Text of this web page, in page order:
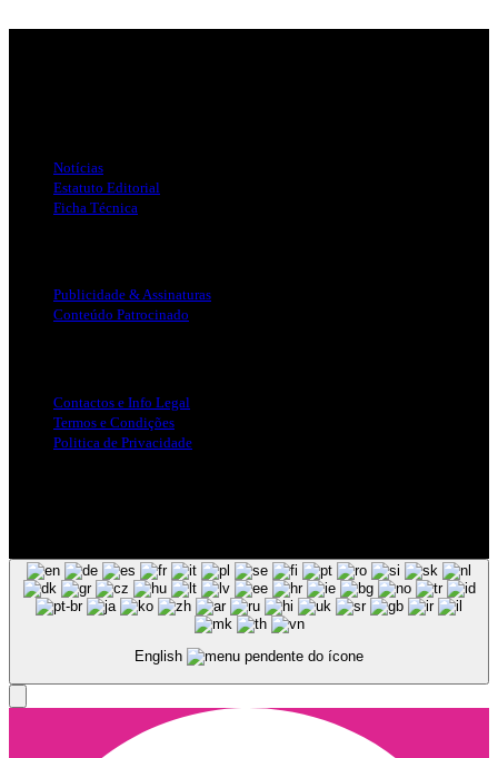
Notícias
Estatuto Editorial
Ficha Técnica
Publicidade & Assinaturas
Conteúdo Patrocinado
Contactos e Info Legal
Termos e Condições
Politica de Privacidade
English